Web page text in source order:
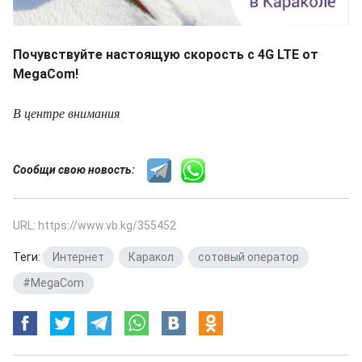
Почувствуйте настоящую скорость с 4G LTE от
MegaCom!
В центре внимания
Сообщи свою новость:
URL: https://www.vb.kg/355452
Теги: Интернет Каракол сотовый оператор
#MegaCom